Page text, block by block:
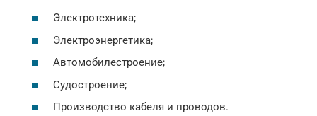
Электротехника;
Электроэнергетика;
Автомобилестроение;
Судостроение;
Производство кабеля и проводов.